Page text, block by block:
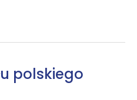
polskiego